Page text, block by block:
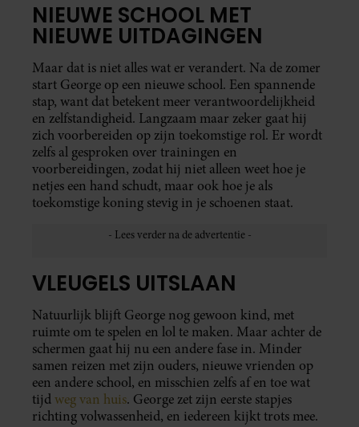
NIEUWE SCHOOL MET
NIEUWE UITDAGINGEN
Maar dat is niet alles wat er verandert. Na de zomer
start George op een nieuwe school. Een spannende
stap, want dat betekent meer verantwoordelijkheid
en zelfstandigheid. Langzaam maar zeker gaat hij
zich voorbereiden op zijn toekomstige rol. Er wordt
zelfs al gesproken over trainingen en
voorbereidingen, zodat hij niet alleen weet hoe je
netjes een hand schudt, maar ook hoe je als
toekomstige koning stevig in je schoenen staat.
VLEUGELS UITSLAAN
Natuurlijk blijft George nog gewoon kind, met
ruimte om te spelen en lol te maken. Maar achter de
schermen gaat hij nu een andere fase in. Minder
samen reizen met zijn ouders, nieuwe vrienden op
een andere school, en misschien zelfs af en toe wat
tijdweg van huis. George zet zijn eerste stapjes
richting volwassenheid, en iedereen kijkt trots mee.